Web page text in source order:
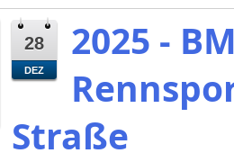
28
DEZ
2025 -
Straße